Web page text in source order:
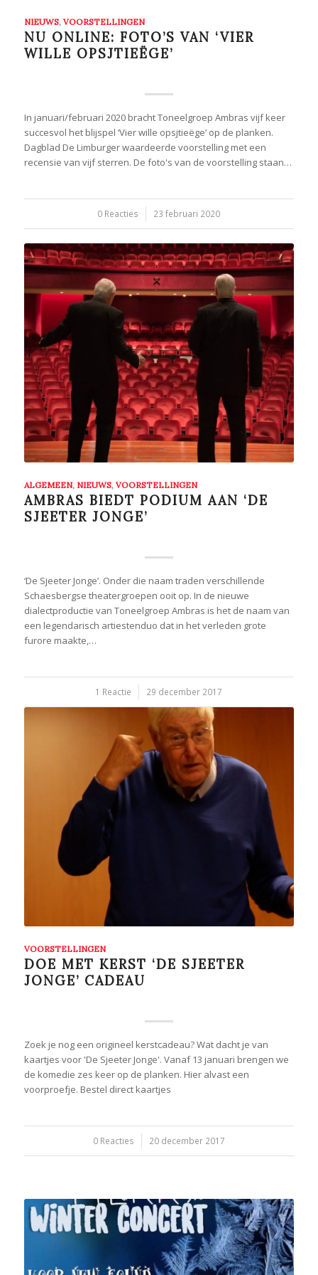
NIEUWS, VOORSTELLINGEN
NU ONLINE: FOTO’S VAN ‘VIER
WILLE OPSJTIEËGE’
In januari/februari 2020 bracht Toneelgroep Ambras vijf keer
succesvol het blijspel ‘Vier wille opsjtieëge’ op de planken.
Dagblad De Limburger waardeerde voorstelling met een
recensie van vijf sterren. De foto's van de voorstelling staan…
0 Reacties
/ 23 februari 2020
ALGEMEEN, NIEUWS, VOORSTELLINGEN
AMBRAS BIEDT PODIUM AAN ‘DE
SJEETER JONGE’
‘De Sjeeter Jonge’. Onder die naam traden verschillende
Schaesbergse theatergroepen ooit op. In de nieuwe
dialectproductie van Toneelgroep Ambras is het de naam van
een legendarisch artiestenduo dat in het verleden grote
furore maakte,…
1 Reactie
/ 29 december 2017
VOORSTELLINGEN
DOE MET KERST ‘DE SJEETER
JONGE’ CADEAU
Zoek je nog een origineel kerstcadeau? Wat dacht je van
kaartjes voor 'De Sjeeter Jonge'. Vanaf 13 januari brengen we
de komedie zes keer op de planken. Hier alvast een
voorproefje. Bestel direct kaartjes
0 Reacties
/ 20 december 2017